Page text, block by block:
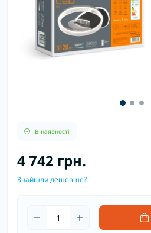
В наявності
4 742 грн.
Знайшли дешевше?